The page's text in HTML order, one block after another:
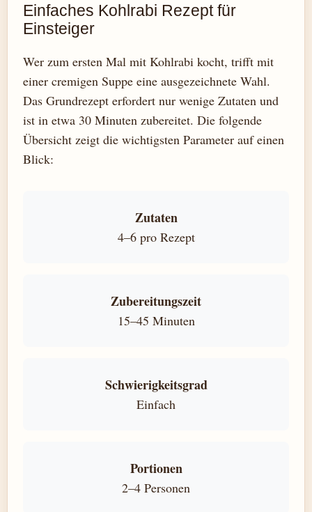
Einfaches Kohlrabi Rezept für
Einsteiger
Wer zum ersten Mal mit Kohlrabi kocht, trifft mit
einer cremigen Suppe eine ausgezeichnete Wahl.
Das Grundrezept erfordert nur wenige Zutaten und
ist in etwa 30 Minuten zubereitet. Die folgende
Übersicht zeigt die wichtigsten Parameter auf einen
Blick:
Zutaten
4–6 pro Rezept
Zubereitungszeit
15–45 Minuten
Schwierigkeitsgrad
Einfach
Portionen
2–4 Personen